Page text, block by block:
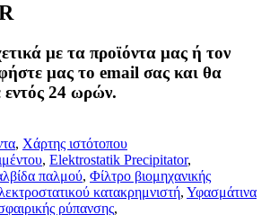
με τα προϊόντα μας ή τον
μας το email σας και θα
εντός 24 ωρών.
, Χάρτης ιστότοπου
, Elektrostatik Precipitator,
παλμού, Φίλτρο βιομηχανικής
κατακρημνιστή, Υφασμάτινα
ρύπανσης,